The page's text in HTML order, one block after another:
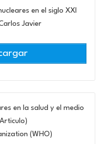
en el siglo XXI
Javier
en la salud y el medio
(WHO)